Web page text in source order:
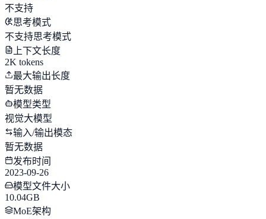
不支持
思考模式
不支持思考模式
上下文长度
2K tokens
最大输出长度
暂无数据
模型类型
视觉大模型
输入/输出模态
暂无数据
发布时间
2023-09-26
模型文件大小
10.04GB
MoE架构